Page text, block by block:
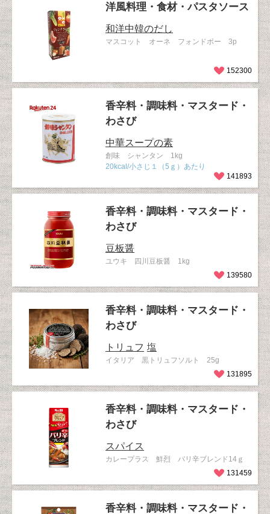
洋風料理・食材・パスタソース
和洋中韓のだし
マスコット オーネ フォンドボー 3p
152300
香辛料・調味料・マスタード・
わさび
中華スープの素
創味 シャンタン 1kg
20kcal/小さじ１（5ｇ）あたり
141893
香辛料・調味料・マスタード・
わさび
豆板醤
ユウキ 四川豆板醤 1kg
139580
香辛料・調味料・マスタード・
わさび
トリュフ 塩
イタリア 黒トリュフソルト 25g
131895
香辛料・調味料・マスタード・
わさび
スパイス
カレープラス 鮮烈 バリ辛ブレンド14ｇ
131459
香辛料・調味料・マスタード・